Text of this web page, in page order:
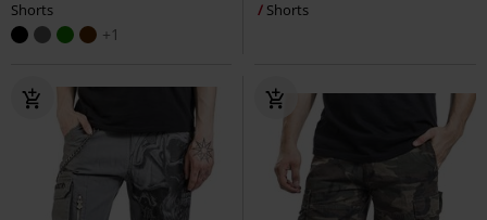
Shorts
+1
Shorts